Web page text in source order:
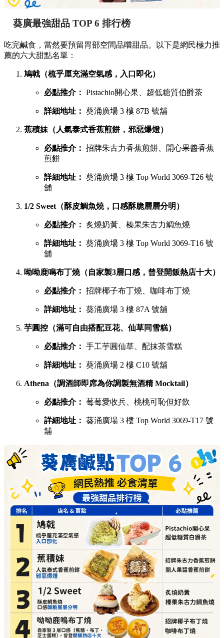
葵廣最強甜品 TOP 6 排行榜
吃完鹹食，當然要預留胃部空間品嚐甜品。以下是網民極力推
薦的六大甜點名單：
鳩戟（梳乎厘充滿空氣感，入口即化）
必點推介： Pistachio開心果、超低糖質伯爵茶
詳細地址： 葵涌廣場 3 樓 87B 號舖
蕉積妹（人氣泰式香蕉煎餅，邪惡爆燈）
必點推介： 招牌朱古力香蕉煎餅、開心果醬香蕉
煎餅
詳細地址： 葵涌廣場 3 樓 Top World 3069-T26 號
舖
1/2 Sweet（酥皮鯛魚燒，口感酥脆層層分明）
必點推介： 炙燒奶黃、榛果朱古力鯛魚燒
詳細地址： 葵涌廣場 3 樓 Top World 3069-T16 號
舖
呦呦鹿鳴布丁燒（自家製3層口感，曾登開飯熱店十大）
必點推介： 招牌椰子布丁燒、咖啡布丁燒
詳細地址： 葵涌廣場 3 樓 87A 號舖
芋圓控（滿可自由搭配豆花、仙草同雪糕）
必點推介： 手工芋圓仙草、配抹茶雪糕
詳細地址： 葵涌廣場 2 樓 C10 號舖
Athena（調酒師即席為你調製無酒精 Mocktail）
必點推介： 莓莓愛收兵、桃桃可恥但好飲
詳細地址： 葵涌廣場 3 樓 Top World 3069-T17 號
舖